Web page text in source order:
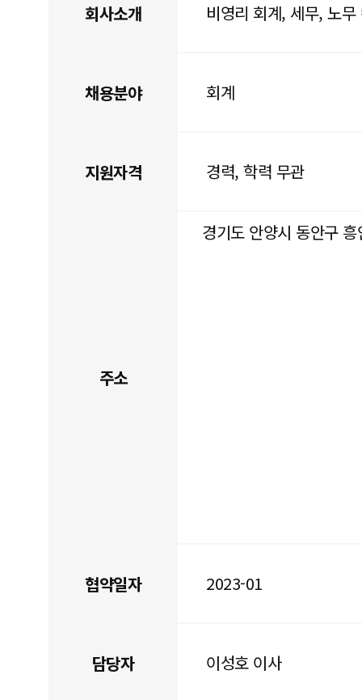
회사소개 비영리 회계, 세무, 노
채용분야 회계
지원자격 경력, 학력 무관
주소
경기도 안양시 동안구
협약일자 2023-01
담당자 이성호 이사